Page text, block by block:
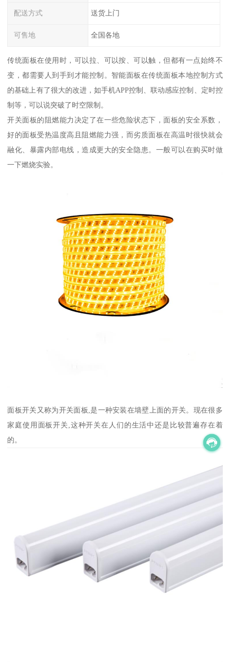
配送方式 送货上门
可售地 全国各地
传统面板在使用时，可以拉、可以按、可以触，但都有一点始终不
变，都需要人到手到才能控制。智能面板在传统面板本地控制方式
的基础上有了很大的改进，如手机APP控制、联动感应控制、定时控
制等，可以说突破了时空限制。
开关面板的阻燃能力决定了在一些危险状态下，面板的安全系数，
好的面板受热温度高且阻燃能力强，而劣质面板在高温时很快就会
融化、暴露内部电线，造成更大的安全隐患。一般可以在购买时做
一下燃烧实验。
面板开关又称为开关面板,是一种安装在墙壁上面的开关。现在很多
家庭使用面板开关,这种开关在人们的生活中还是比较普遍存在着
的。